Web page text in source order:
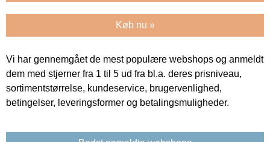
Køb nu »
Vi har gennemgået de mest populære webshops og anmeldt
dem med stjerner fra 1 til 5 ud fra bl.a. deres prisniveau,
sortimentstørrelse, kundeservice, brugervenlighed,
betingelser, leveringsformer og betalingsmuligheder.